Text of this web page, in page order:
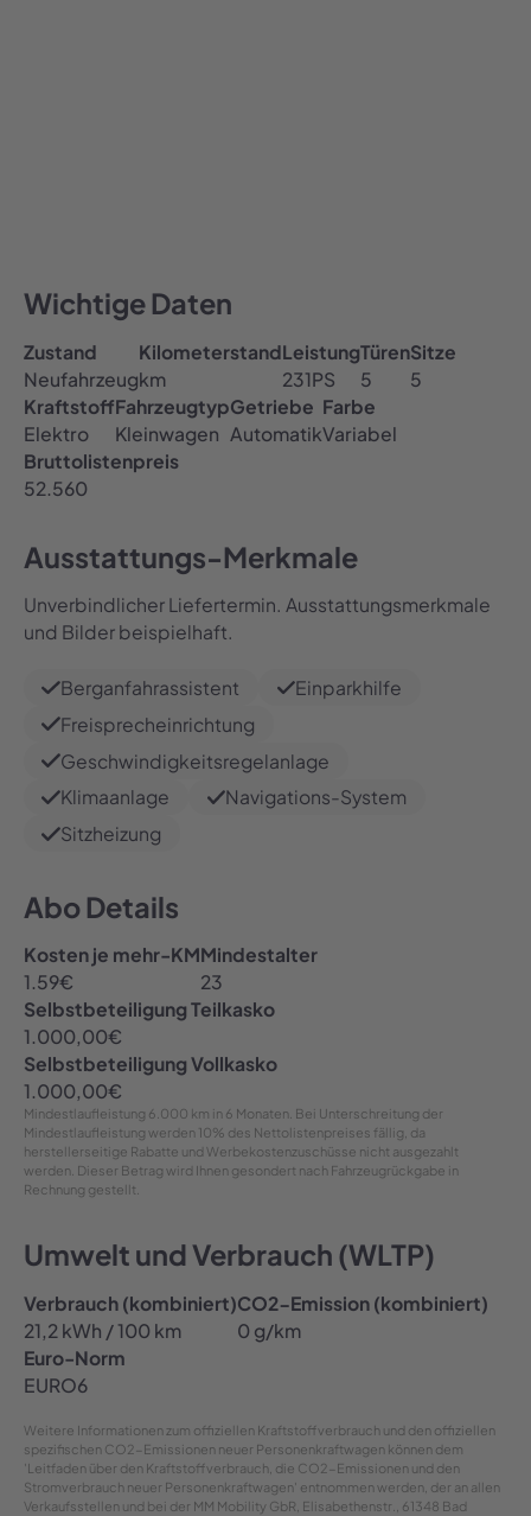
Wichtige Daten
Zustand
Neufahrzeug
Kilometerstand
km
Leistung
231PS
Türen
5
Sitze
5
Kraftstoff
Elektro
Fahrzeugtyp
Kleinwagen
Getriebe
Automatik
Farbe
Variabel
Bruttolistenpreis
52.560
Ausstattungs-Merkmale
Unverbindlicher Liefertermin. Ausstattungsmerkmale
und Bilder beispielhaft.
Berganfahrassistent
Einparkhilfe
Freisprecheinrichtung
Geschwindigkeitsregelanlage
Klimaanlage
Navigations-System
Sitzheizung
Abo Details
Kosten je mehr-KM
1.59€
Mindestalter
23
Selbstbeteiligung Teilkasko
1.000,00€
Selbstbeteiligung Vollkasko
1.000,00€
Mindestlaufleistung 6.000 km in 6 Monaten . Bei Unterschreitung der
Mindestlaufleistung werden 10% des Nettolistenpreises fällig, da
herstellerseitige Rabatte und Werbekostenzuschüsse nicht ausgezahlt
werden. Dieser Betrag wird Ihnen gesondert nach Fahrzeugrückgabe in
Rechnung gestellt.
Umwelt und Verbrauch (WLTP)
Verbrauch (kombiniert)
21,2 kWh / 100 km
CO2-Emission (kombiniert)
0 g/km
Euro-Norm
EURO6
Weitere Informationen zum offiziellen Kraftstoffverbrauch und den offiziellen
spezifischen CO2-Emissionen neuer Personenkraftwagen können dem
'Leitfaden über den Kraftstoffverbrauch, die CO2-Emissionen und den
Stromverbrauch neuer Personenkraftwagen' entnommen werden, der an allen
Verkaufsstellen und bei der MM Mobility GbR, Elisabethenstr., 61348 Bad